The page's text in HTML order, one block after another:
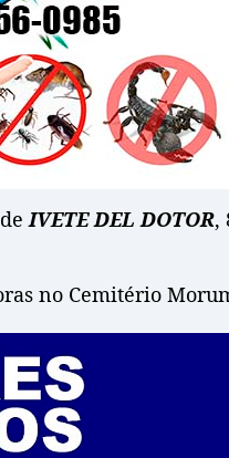
deIVETE DEL DOTOR,
no Cemitério